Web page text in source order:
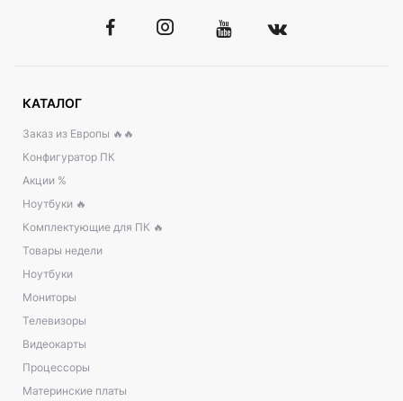
КАТАЛОГ
Заказ из Европы 🔥🔥
Конфигуратор ПК
Акции %
Ноутбуки 🔥
Комплектующие для ПК 🔥
Товары недели
Ноутбуки
Мониторы
Телевизоры
Видеокарты
Процессоры
Материнские платы